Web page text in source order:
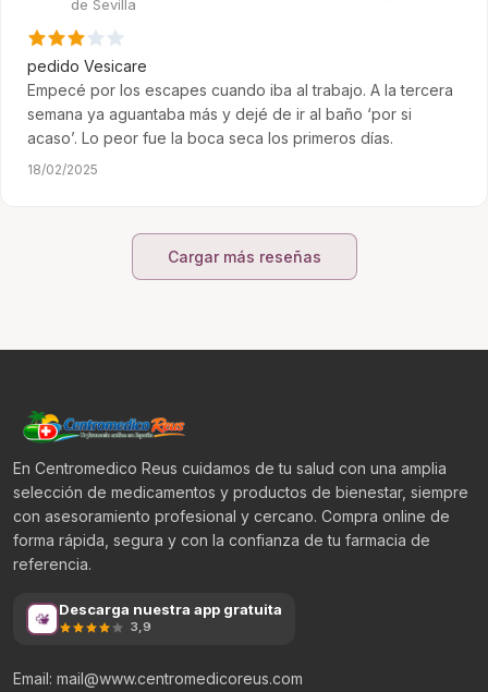
de Sevilla
pedido Vesicare
Empecé por los escapes cuando iba al trabajo. A la tercera
semana ya aguantaba más y dejé de ir al baño ‘por si
acaso’. Lo peor fue la boca seca los primeros días.
18/02/2025
Cargar más reseñas
En Centromedico Reus cuidamos de tu salud con una amplia
selección de medicamentos y productos de bienestar, siempre
con asesoramiento profesional y cercano. Compra online de
forma rápida, segura y con la confianza de tu farmacia de
referencia.
Descarga nuestra app gratuita
3,9
Email: mail@www.centromedicoreus.com